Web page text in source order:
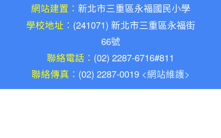
鑰匙圈創作(陳勝南老師)
2026-05-03 宣導
康軒文教專訪:共感永續的溫
度，永福國小與孩子一同雕琢未來的模樣(陳勝南
2026-04-14 學習
老標示柱的第二春：讓廢料
升格變身雨天便利巧物
網站建置： 新北市三重區永福國民小學
學校地址： (241071) 新北市三重區永福街
66號
聯絡電話： (02) 2287-6716#811
聯絡傳真： (02) 2287-0019 <網站維護>